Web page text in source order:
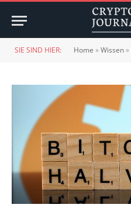
SIE SIND HIER: Home »Wissen»